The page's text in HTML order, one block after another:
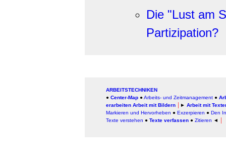
Die "Lust am
Partizipation?
ARBEITSTECHNIKEN
● Center-Map ● Arbeits- und Zeitmanagement ●
erarbeiten Arbeit mit Bildern ► Arbeit mit
Markieren und Hervorheben ● Exzerpieren ● Den
Texte verstehen ● Texte verfassen ● Zitieren ◄